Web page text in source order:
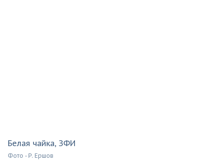
Белая чайка, ЗФИ
Фото - Р. Ершов